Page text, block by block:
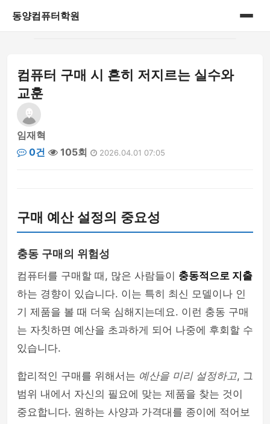
동양컴퓨터학원
게시판
컴퓨터 구매 시 흔히 저지르는 실수와
교훈
임재혁
0건
105회 2026.04.01 07:05
구매 예산 설정의 중요성
충동 구매의 위험성
컴퓨터를 구매할 때, 많은 사람들이 충동적으로 지출
하는 경향이 있습니다. 이는 특히 최신 모델이나 인
기 제품을 볼 때 더욱 심해지는데요. 이런 충동 구매
는 자칫하면 예산을 초과하게 되어 나중에 후회할 수
있습니다.
합리적인 구매를 위해서는 예산을 미리 설정하고, 그
범위 내에서 자신의 필요에 맞는 제품을 찾는 것이
중요합니다. 원하는 사양과 가격대를 종이에 적어보